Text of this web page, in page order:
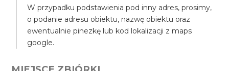
W przypadku podstawienia pod inny adres, prosimy,
o podanie adresu obiektu, nazwę obiektu oraz
ewentualnie pinezkę lub kod lokalizacji z maps
google.